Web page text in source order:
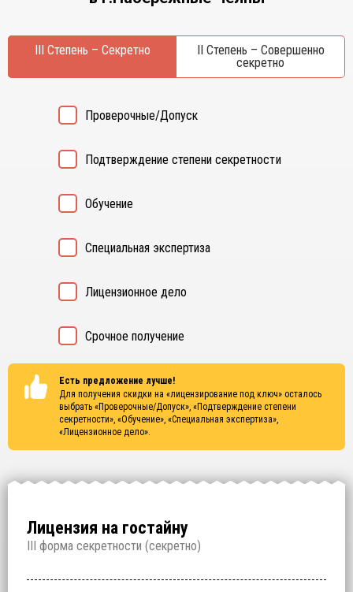
Л
Липецк
М
Магнитогорск
Махачкала
Мурманск
Н
Набережные Челны
Нижний Новгород
Нижний Тагил
Новосибирск
Хабаровск
III Степень – Секретно
II Степень – Совершенно
секретно
Проверочные/Допуск
Подтверждение степени секретности
Обучение
Специальная экспертиза
Лицензионное дело
Срочное получение
Есть предложение лучше!
Для получения скидки на «лицензирование под ключ» осталось
выбрать «Проверочные/Допуск», «Подтверждение степени
секретности», «Обучение», «Специальная экспертиза»,
«Лицензионное дело».
Лицензия на гостайну
III форма секретности (секретно)
Проверочные/Допуск
150 000 ₽
Подтверждение степени секретности 1 000 000 ₽
Обучение 60 000 ₽
Специальная экспертиза 200 000 ₽
Лицензионное дело 250 000 ₽
Срочное получение 700 000 ₽